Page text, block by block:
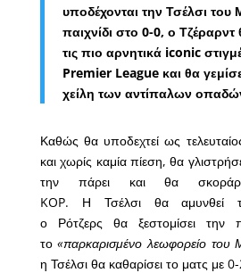
υποδέχονται την Τσέλσι του
παιχνίδι στο 0-0, ο
τις πιο αρνητικά iconic
Premier League και θα
χείλη των αντίπαλων
Καθώς θα υποδεχτεί ως
και χωρίς καμία πίεση, θα
την πάρει και θα
KOP. Η Τσέλσι θα αμυνθεί
ο Ρότζερς θα ξεστομίσει την
το«παρκαρισμένο λεωφορείο του
η Τσέλσι θα καθαρίσει το ματς με